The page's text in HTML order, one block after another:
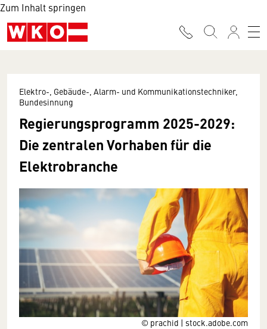
Zum Inhalt springen
© prachid | stock.adobe.com
Elektro-, Gebäude-, Alarm- und Kommunikationstechniker,
Bundesinnung
Regierungsprogramm 2025-2029:
Die zentralen Vorhaben für die
Elektrobranche